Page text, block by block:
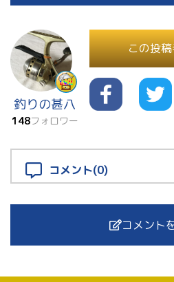
釣りの甚八
148フォロワー
この投
コメント(0)
コメント